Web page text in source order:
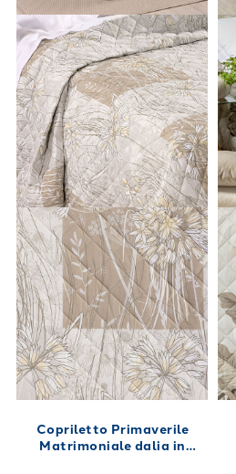
Copriletto Primaverile
Matrimoniale dalia in